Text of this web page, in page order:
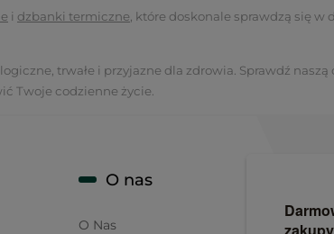
i dzbanki termiczne , które doskonale sprawdzą się
trwałe i przyjazne dla zdrowia. Sprawdź
Twoje codzienne życie.
O nas
O Nas